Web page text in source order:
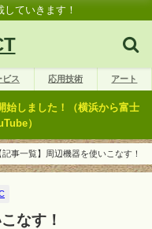
していきます！
ビス 応用技術 アート
始しました！（横浜から富士
）
記事一覧】周辺機器を使いこなす！
なす！